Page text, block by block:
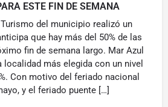
ESTE FIN DE SEMANA
del municipio realizó un
que hay más del 50% de las
fin de semana largo. Mar Azul
más elegida con un nivel
Con motivo del feriado nacional
y el feriado puente […]